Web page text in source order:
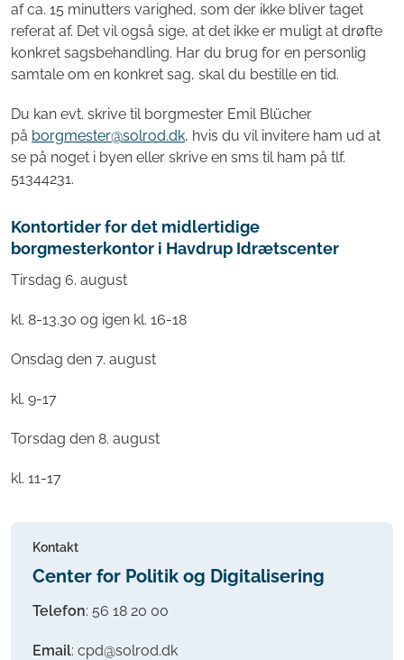
af ca. 15 minutters varighed, som der ikke bliver taget
referat af. Det vil også sige, at det ikke er muligt at drøfte
konkret sagsbehandling. Har du brug for en personlig
samtale om en konkret sag, skal du bestille en tid.
Du kan evt. skrive til borgmester Emil Blücher
på borgmester@solrod.dk, hvis du vil invitere ham ud at
se på noget i byen eller skrive en sms til ham på tlf.
51344231.
Kontortider for det midlertidige
borgmesterkontor i Havdrup Idrætscenter
Tirsdag 6. august
kl. 8-13.30 og igen kl. 16-18
Onsdag den 7. august
kl. 9-17
Torsdag den 8. august
kl. 11-17
Kontakt
Center for Politik og Digitalisering
Telefon: 56 18 20 00
Email: cpd@solrod.dk